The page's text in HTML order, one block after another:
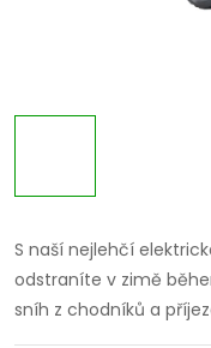
S naší nejlehčí
odstraníte v zimě
sníh z chodníků a